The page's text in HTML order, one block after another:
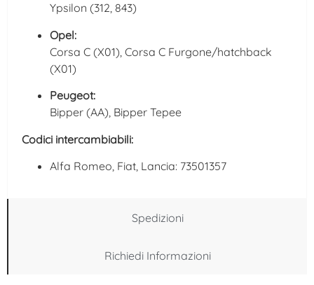
Spedizioni
Richiedi Informazioni
Ypsilon (312, 843)
Opel:
Corsa C (X01), Corsa C Furgone/hatchback
(X01)
Peugeot:
Bipper (AA), Bipper Tepee
Codici intercambiabili:
Alfa Romeo, Fiat, Lancia: 73501357